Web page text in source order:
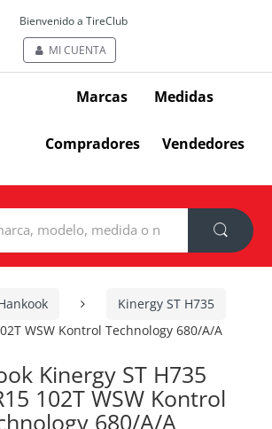
Bienvenido a TireClub
MI CUENTA
Marcas Medidas
Compradores Vendedores
Kinergy ST H735
WSW Kontrol Technology 680/A/A
Kinergy ST H735
102T WSW Kontrol
680/A/A